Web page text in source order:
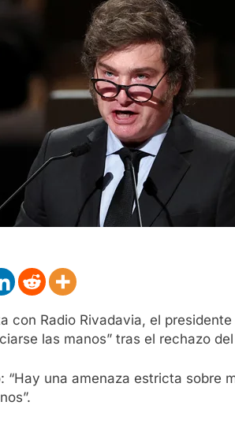
con Radio Rivadavia, el
las manos” tras el rechazo
“Hay una amenaza estricta